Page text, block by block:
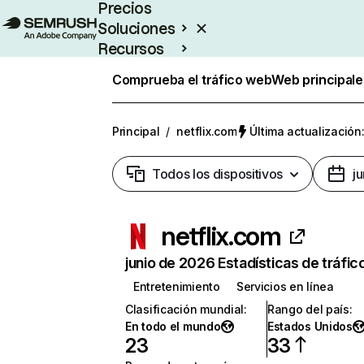
Precios
Soluciones
Recursos
Comprueba el tráfico webWeb
Principal / netflix.com Última
Todos los dispositivos
netflix.com
junio de 2026 Estadísticas de
Entretenimiento
Servicios en línea
Clasificación mundial:
En todo el mundo
23
Rango del país:
Estados Unidos
33